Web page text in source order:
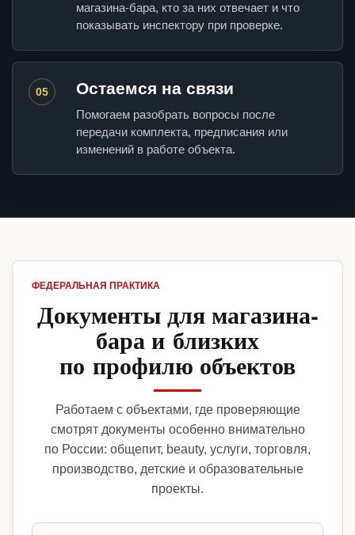
магазина-бара, кто за них отвечает и что
показывать инспектору при проверке.
05 Остаемся на связи
Помогаем разобрать вопросы после
передачи комплекта, предписания или
изменений в работе объекта.
ФЕДЕРАЛЬНАЯ ПРАКТИКА
Документы для магазина-
бара и близких
по профилю объектов
Работаем с объектами, где проверяющие
смотрят документы особенно внимательно
по России: общепит, beauty, услуги, торговля,
производство, детские и образовательные
проекты.